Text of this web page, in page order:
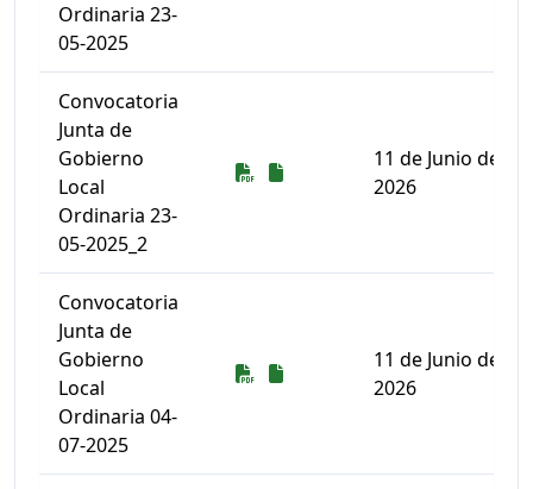
Ordinaria 23-
05-2025
Convocatoria
Junta de
Gobierno
Local
Ordinaria 23-
05-2025_2
Descarga
Descarga
11 de Junio de
2026
Convocatoria
Junta de
Gobierno
Local
Ordinaria 04-
07-2025
Descarga
Descarga
11 de Junio de
2026